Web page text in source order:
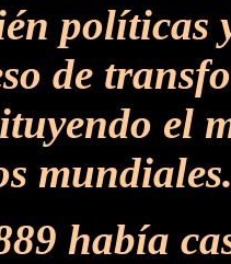
políticas
de
el
mundiales.
había